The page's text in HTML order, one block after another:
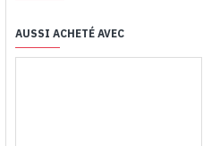
AUSSI ACHETÉ AVEC